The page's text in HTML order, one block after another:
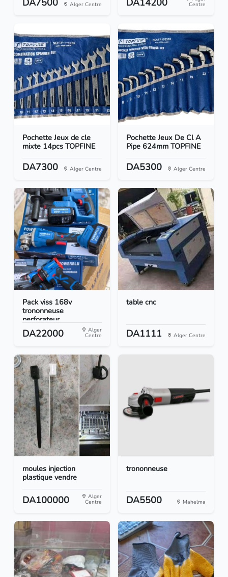
DA7500 Alger Centre DA14200 Centre
Pochette Jeux de cle
mixte 14pcs TOPFINE
DA7300 Alger Centre
Pochette Jeux De Cl A
Pipe 624mm TOPFINE
DA5300 Alger Centre
Pack viss 168v
trononneuse
perforateur...
DA22000 Alger
Centre
table cnc
DA1111 Alger Centre
moules injection
plastique vendre
DA100000 Alger
Centre
trononneuse
DA5500 Mahelma